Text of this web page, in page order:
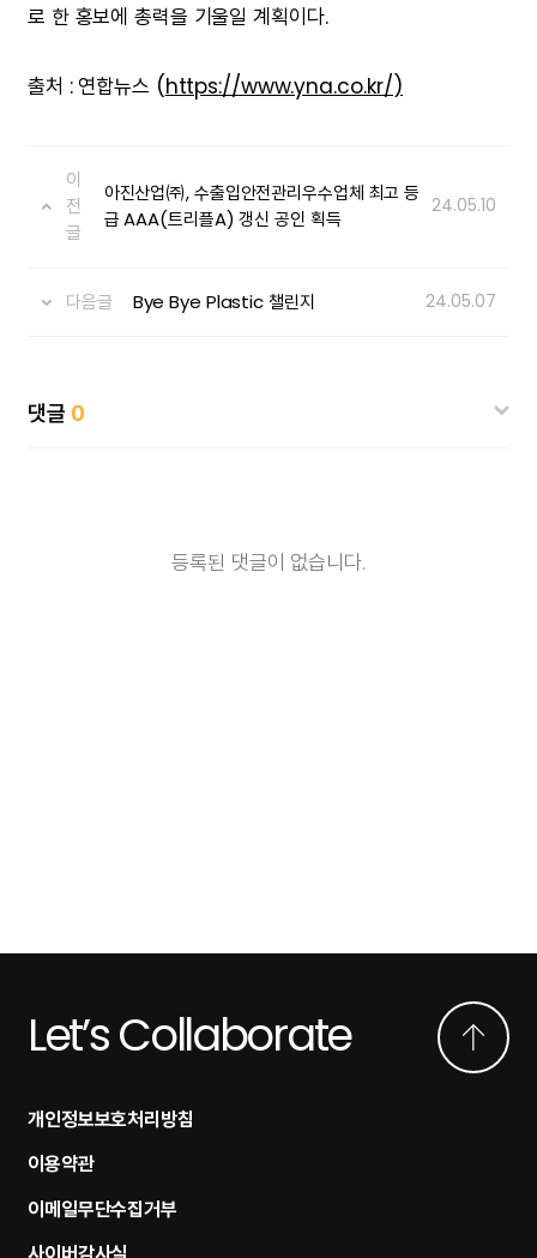
로 한 홍보에 총력을 기울일 계획이다.
출처 : 연합뉴스 (https://www.yna.co.kr/)
이
전
글
아진산업㈜, 수출입안전관리우수업체 최고 등
급 AAA(트리플A) 갱신 공인 획득
24.05.10
다음글 Bye Bye Plastic 챌린지 24.05.07
댓글 0
등록된 댓글이 없습니다.
Let’s Collaborate
개인정보보호처리방침
이용약관
이메일무단수집거부